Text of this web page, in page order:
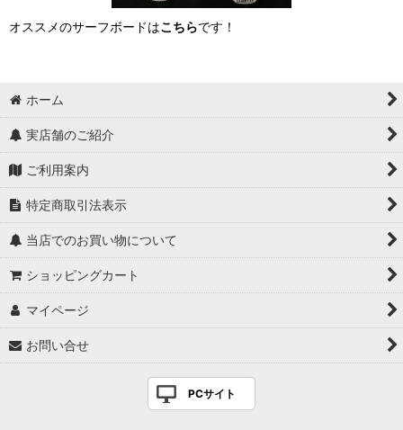
オススメのサーフボードはこちらです！
ホーム
実店舗のご紹介
ご利用案内
特定商取引法表示
当店でのお買い物について
ショッピングカート
マイページ
お問い合せ
PCサイト